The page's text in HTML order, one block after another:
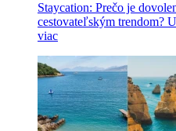
Staycation: Prečo je
cestovateľským trendom?
viac